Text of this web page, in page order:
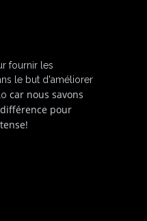
fournir les
le but d'améliorer
car nous savons
pour